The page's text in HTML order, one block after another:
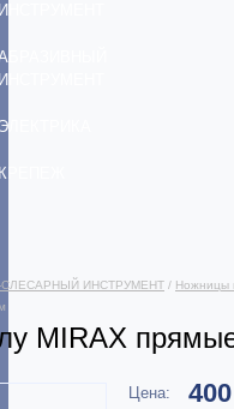
ИНСТРУМЕНТ
ИНСТРУМЕНТ
ЭЛЕКТРИКА
КРЕПЕЖ
ИНСТРУМЕНТ / Ножницы
MIRAX
Цена: